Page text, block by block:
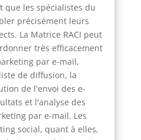
que les spécialistes du
précisément leurs
La Matrice RACI peut
très efficacement
par e-mail,
de diffusion, la
de l'envoi des e-
et l'analyse des
par e-mail. Les
social, quant à elles,